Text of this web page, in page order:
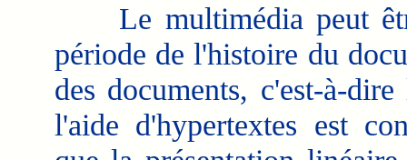
Le multimédia peut
période de l'histoire du
des documents, c'est-à-
l'aide d'hypertextes est